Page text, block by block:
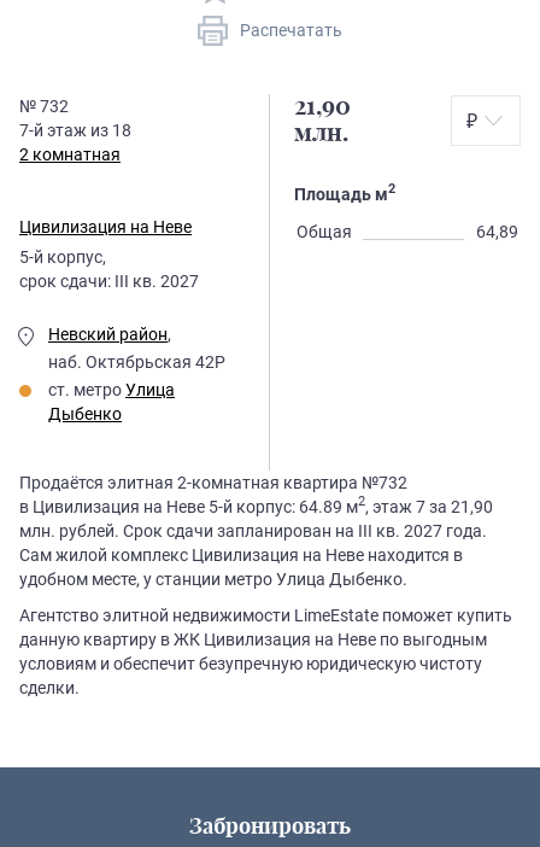
Распечатать
№732
7-й этаж из 18
2 комнатная
Цивилизация на Неве
5-й корпус,
срок сдачи: III кв. 2027
Невский район,
наб. Октябрьская 42Р
ст. метроУлица
Дыбенко
21,90
млн.
₽
Площадь м2
Общая 64,89
Продаётся элитная 2-комнатная квартира №732
в Цивилизация на Неве 5-й корпус: 64.89 м2, этаж 7 за 21,90
млн. рублей. Срок сдачи запланирован на III кв. 2027 года.
Сам жилой комплекс Цивилизация на Неве находится в
удобном месте, у станции метро Улица Дыбенко.
Агентство элитной недвижимости LimeEstate поможет купить
данную квартиру в ЖК Цивилизация на Неве по выгодным
условиям и обеспечит безупречную юридическую чистоту
сделки.
Забронировать